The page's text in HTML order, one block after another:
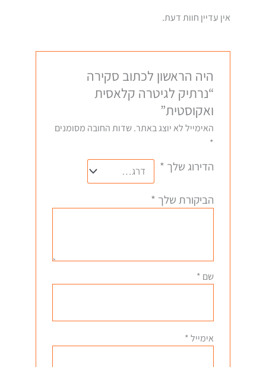
אין עדיין חוות דעת.
היה הראשון לכתוב סקירה
“נרתיק לגיטרה קלאסית
ואקוסטית”
האימייל לא יוצג באתר.שדות החובה מסומנים
*
הדירוג שלך *
הביקורת שלך *
שם *
אימייל*